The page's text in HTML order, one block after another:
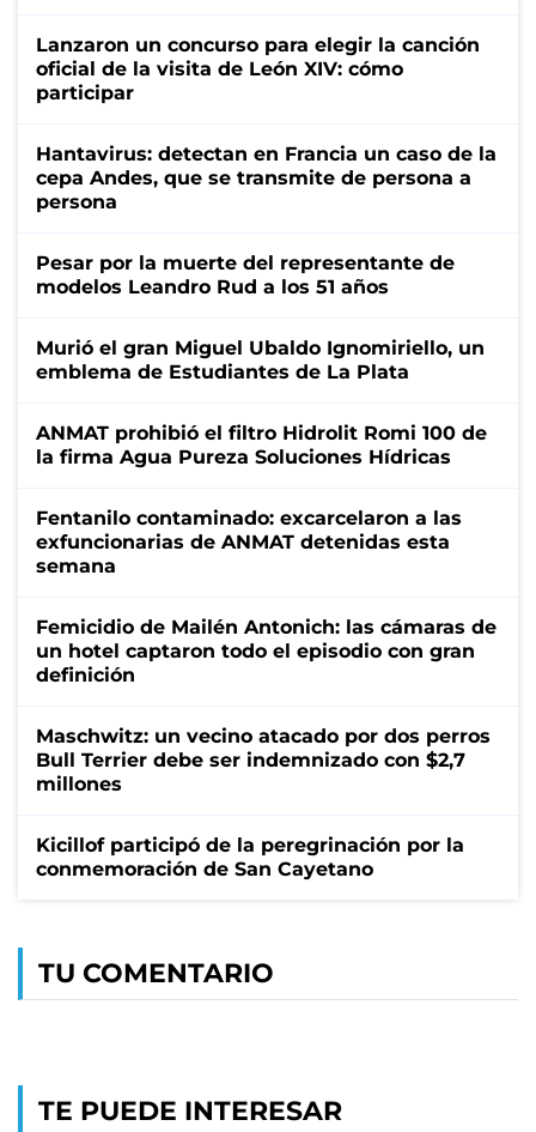
Lanzaron un concurso para elegir la canción
oficial de la visita de León XIV: cómo
participar
Hantavirus: detectan en Francia un caso de la
cepa Andes, que se transmite de persona a
persona
Pesar por la muerte del representante de
modelos Leandro Rud a los 51 años
Murió el gran Miguel Ubaldo Ignomiriello, un
emblema de Estudiantes de La Plata
ANMAT prohibió el filtro Hidrolit Romi 100 de
la firma Agua Pureza Soluciones Hídricas
Fentanilo contaminado: excarcelaron a las
exfuncionarias de ANMAT detenidas esta
semana
Femicidio de Mailén Antonich: las cámaras de
un hotel captaron todo el episodio con gran
definición
Maschwitz: un vecino atacado por dos perros
Bull Terrier debe ser indemnizado con $2,7
millones
Kicillof participó de la peregrinación por la
conmemoración de San Cayetano
TU COMENTARIO
TE PUEDE INTERESAR